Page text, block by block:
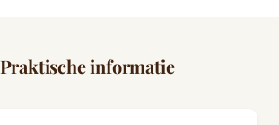
Praktische informatie